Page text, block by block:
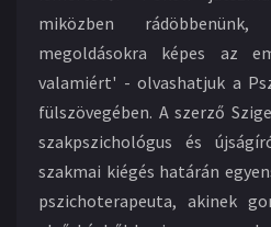
miközben
megoldásokra képes az
valamiért' - olvashatjuk a
fülszövegében. A szerző
szakpszichológus és
szakmai kiégés határán
pszichoterapeuta, akinek